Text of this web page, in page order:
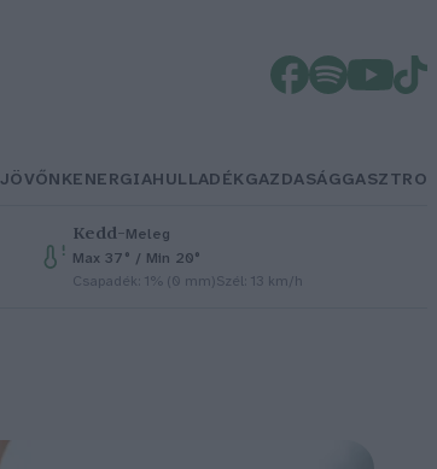
JÖVŐNKENERGIAHULLADÉKGAZDASÁGGASZTRO
Kedd–Meleg
Max 37° / Min 20°
Csapadék: 1% (0 mm)Szél: 13 km/h